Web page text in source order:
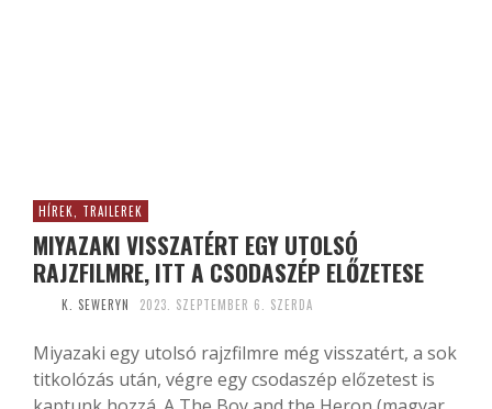
HÍREK, TRAILEREK
MIYAZAKI VISSZATÉRT EGY UTOLSÓ
RAJZFILMRE, ITT A CSODASZÉP ELŐZETESE
K. SEWERYN 2023. SZEPTEMBER 6. SZERDA
Miyazaki egy utolsó rajzfilmre még visszatért, a sok
titkolózás után, végre egy csodaszép előzetest is